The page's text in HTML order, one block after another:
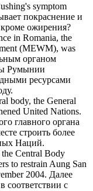
symptom
покраснение и
ожирения?
in Romania, the
(MEWM), was
органом
Румынии
ресурсами
body, the General
United Nations.
главного органа
строить более
Наций.
Central Body
to restrain Aung San
2004. Далее
соответствии с